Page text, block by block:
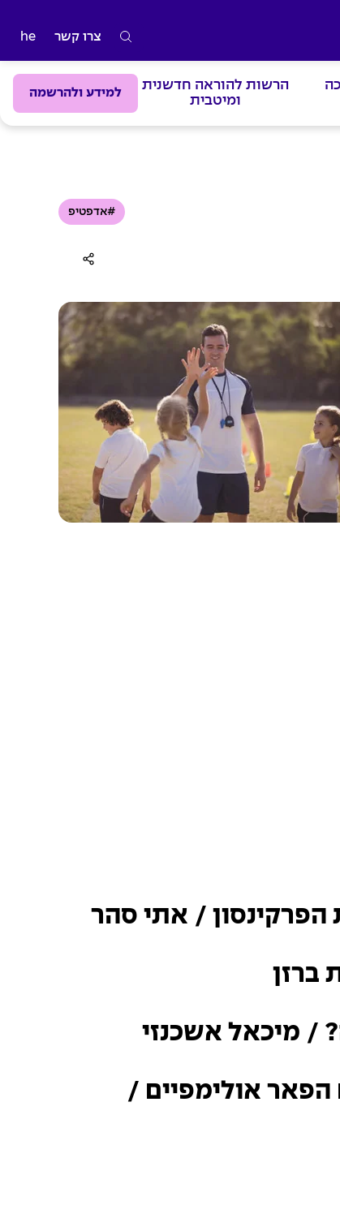
ל
ד
צרו קשר he
הרשות להוראה חדשנית
ומיטבית
למידע ולהרשמה
#אדפטיפ
/ אתי סהר
ברזן
/ מיכאל אשכנזי
אולימפיים /